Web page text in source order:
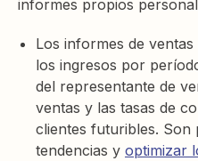
informes propios
Los informes de
los ingresos por
del representante de
ventas y las tasas de
clientes futuribles.
tendencias y optimizar